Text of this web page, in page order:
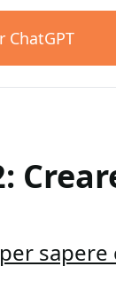
ChatGPT